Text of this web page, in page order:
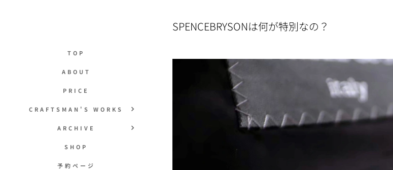
TOP
ABOUT
PRICE
CRAFTSMAN'S WORKS
ARCHIVE
SHOP
予約ページ
SPENCEBRYSONは何が特別なの？